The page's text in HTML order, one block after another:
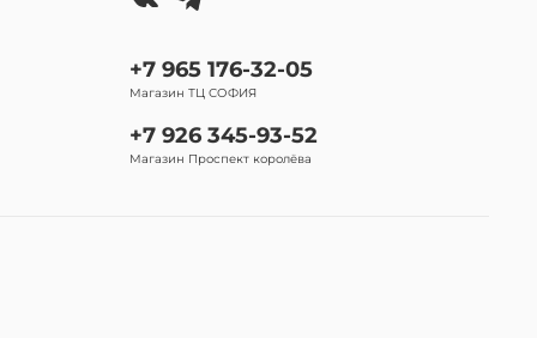
+7 965 176-32-05
Магазин ТЦ СОФИЯ
+7 926 345-93-52
Магазин Проспект королёва